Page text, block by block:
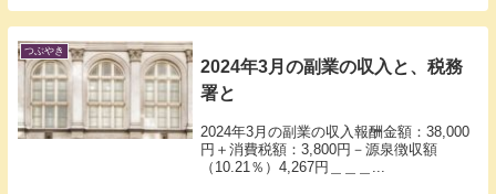
つぶやき
2024年3月の副業の収入と、税務
署と
2024年3月の副業の収入報酬金額：38,000
円＋消費税額：3,800円－源泉徴収額
（10.21％）4,267円＿＿＿...